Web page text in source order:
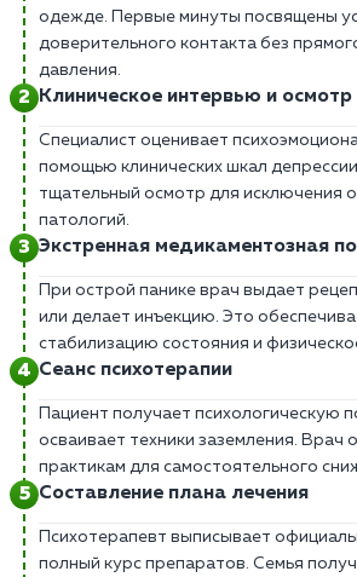
одежде. Первые минуты посвящены
доверительного контакта без
давления.
Клиническое интервью и осмотр
Специалист оценивает
помощью клинических шкал
тщательный осмотр для исключения
патологий.
Экстренная медикаментозная
При острой панике врач выдает
или делает инъекцию. Это
стабилизацию состояния и
Сеанс психотерапии
Пациент получает психологическую
осваивает техники заземления. Врач
практикам для самостоятельного
Составление плана лечения
Психотерапевт выписывает
полный курс препаратов. Семья